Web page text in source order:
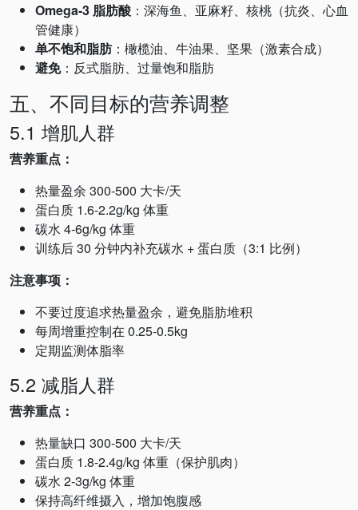
Omega-3 脂肪酸 ：深海鱼、亚麻籽、核桃（抗炎、心血
管健康）
单不饱和脂肪：橄榄油、牛油果、坚果（激素合成）
避免：反式脂肪、过量饱和脂肪
五、不同目标的营养调整
5.1 增肌人群
营养重点：
热量盈余 300-500 大卡/天
蛋白质 1.6-2.2g/kg 体重
碳水 4-6g/kg 体重
训练后 30 分钟内补充碳水 + 蛋白质（3:1 比例）
注意事项：
不要过度追求热量盈余，避免脂肪堆积
每周增重控制在 0.25-0.5kg
定期监测体脂率
5.2 减脂人群
营养重点：
热量缺口 300-500 大卡/天
蛋白质 1.8-2.4g/kg 体重（保护肌肉）
碳水 2-3g/kg 体重
保持高纤维摄入，增加饱腹感